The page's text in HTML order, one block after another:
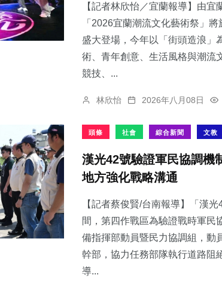
【記者林欣怡／宜蘭報導】由宜
「2026宜蘭潮流文化藝術祭」
盛大登場，今年以「街頭造浪」
術、青年創意、生活風格與潮流
競技、...
林欣怡 2026年八月08日
頭條 社會 綜合新聞 文教
漢光42號驗證軍民協調機
地方強化戰略溝通
【記者蔡俊賢/台南報導】「漢
間，第四作戰區為驗證戰時軍民
備指揮部動員暨民力協調組，動
幹部，協力任務部隊執行道路阻
導...
53+